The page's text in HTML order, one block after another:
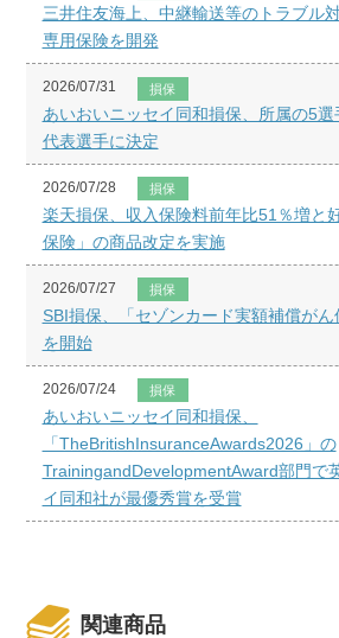
三井住友海上、中継輸送等のトラブル
専用保険を開発
2026/07/31 損保
あいおいニッセイ同和損保、所属の5
代表選手に決定
2026/07/28 損保
楽天損保、収入保険料前年比51％増と
保険」の商品改定を実施
2026/07/27 損保
SBI損保、「セゾンカード実額補償が
を開始
2026/07/24 損保
あいおいニッセイ同和損保、
「TheBritishInsuranceAwards2026」の
TrainingandDevelopmentAward部門で
イ同和社が最優秀賞を受賞
関連商品